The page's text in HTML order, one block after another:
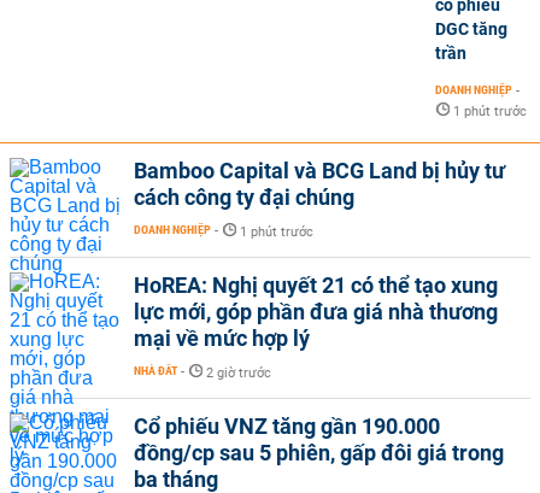
cổ phiếu
DGC tăng
trần
DOANH NGHIỆP -
1 phút trước
Bamboo Capital và BCG Land bị hủy tư
cách công ty đại chúng
DOANH NGHIỆP - 1 phút trước
HoREA: Nghị quyết 21 có thể tạo xung
lực mới, góp phần đưa giá nhà thương
mại về mức hợp lý
NHÀ ĐẤT - 2 giờ trước
Cổ phiếu VNZ tăng gần 190.000
đồng/cp sau 5 phiên, gấp đôi giá trong
ba tháng